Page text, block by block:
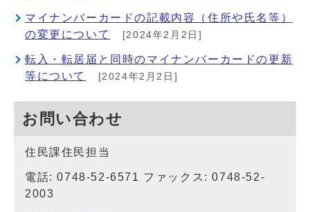
マイナンバーカードの記載内容（住所や氏名等）
の変更について
[2024年2月2日]
転入・転居届と同時のマイナンバーカードの更新
等について
[2024年2月2日]
お問い合わせ
住民課住民担当
電話: 0748-52-6571 ファックス: 0748-52-
2003